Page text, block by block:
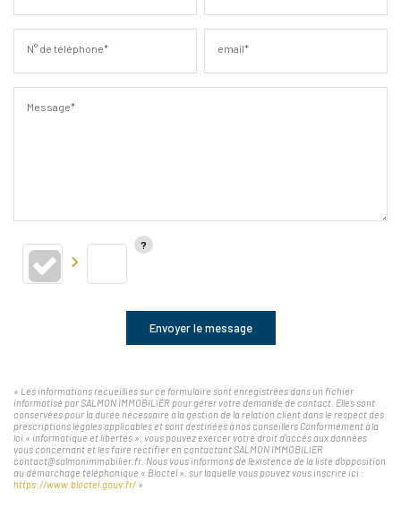
N° de téléphone* email*
Message*
Envoyer le message
« Les informations recueillies sur ce formulaire sont enregistrées dans un fichier
informatisé par SALMON IMMOBILIER pour gérer votre demande de contact. Elles sont
conservées pour la durée nécessaire à la gestion de la relation client dans le respect des
prescriptions légales applicables et sont destinées à nos conseillers Conformément à la
loi « informatique et libertés », vous pouvez exercer votre droit d'accès aux données
vous concernant et les faire rectifier en contactant SALMON IMMOBILIER
contact@salmonimmobilier.fr. Nous vous informons de l'existence de la liste d'opposition
au démarchage téléphonique « Bloctel », sur laquelle vous pouvez vous inscrire ici :
https://www.bloctel.gouv.fr/ »